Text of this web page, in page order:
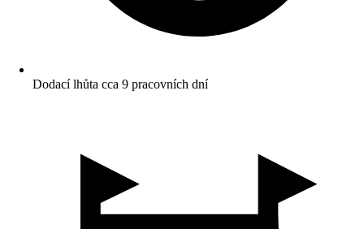
Dodací lhůta cca 9 pracovních dní